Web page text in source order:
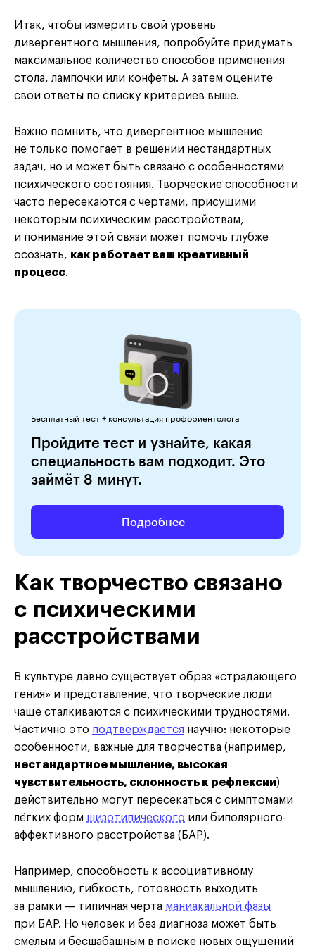
Итак, чтобы измерить свой уровень
дивергентного мышления, попробуйте придумать
максимальное количество способов применения
стола, лампочки или конфеты. А затем оцените
свои ответы по списку критериев выше.
Важно помнить, что дивергентное мышление
не только помогает в решении нестандартных
задач, но и может быть связано с особенностями
психического состояния. Творческие способности
часто пересекаются с чертами, присущими
некоторым психическим расстройствам,
и понимание этой связи может помочь глубже
осознать, как работает ваш креативный
процесс.
Бесплатный тест + консультация профориентолога
Пройдите тест и узнайте, какая
специальность вам подходит. Это
займёт 8 минут.
Подробнее
Как творчество связано
с психическими
расстройствами
В культуре давно существует образ «страдающего
гения» и представление, что творческие люди
чаще сталкиваются с психическими трудностями.
Частично это подтверждается научно: некоторые
особенности, важные для творчества (например,
нестандартное мышление, высокая
чувствительность, склонность к рефлексии)
действительно могут пересекаться с симптомами
лёгких форм шизотипического или биполярного-
аффективного расстройства (БАР).
Например, способность к ассоциативному
мышлению, гибкость, готовность выходить
за рамки — типичная черта маниакальной фазы
при БАР. Но человек и без диагноза может быть
смелым и бесшабашным в поиске новых ощущений